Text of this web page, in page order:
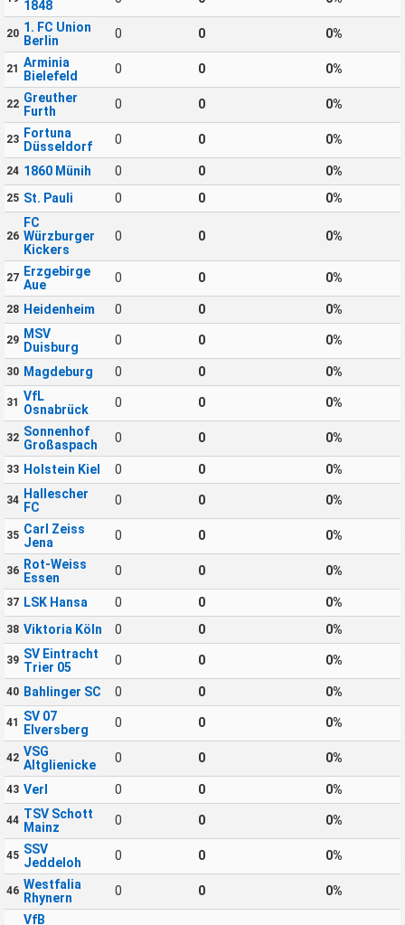
1848
20 1. FC Union
Berlin
0 0 0%
21 Arminia
Bielefeld
0 0 0%
22 Greuther
Furth
0 0 0%
23 Fortuna
Düsseldorf
0 0 0%
24 1860 Münih 0 0 0%
25 St. Pauli 0 0 0%
26
FC
Würzburger
Kickers
0 0 0%
27 Erzgebirge
Aue
0 0 0%
28 Heidenheim 0 0 0%
29 MSV
Duisburg
0 0 0%
30 Magdeburg 0 0 0%
31 VfL
Osnabrück
0 0 0%
32 Sonnenhof
Großaspach
0 0 0%
33 Holstein Kiel 0 0 0%
34 Hallescher
FC
0 0 0%
35 Carl Zeiss
Jena
0 0 0%
36 Rot-Weiss
Essen
0 0 0%
37 LSK Hansa 0 0 0%
38 Viktoria Köln 0 0 0%
39 SV Eintracht
Trier 05
0 0 0%
40 Bahlinger SC 0 0 0%
41
SV 07
Elversberg
0 0 0%
42 VSG
Altglienicke
0 0 0%
43 Verl 0 0 0%
44 TSV Schott
Mainz
0 0 0%
45 SSV
Jeddeloh
0 0 0%
46 Westfalia
Rhynern
0 0
0%
VfB